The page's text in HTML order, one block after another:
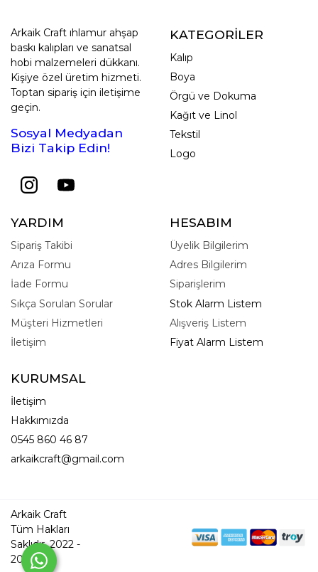
Arkaik Craft ıhlamur ahşap
baskı kalıpları ve sanatsal
hobi malzemeleri dükkanı.
Kişiye özel üretim hizmeti.
Toptan sipariş için iletişime
geçin.
Sosyal Medyadan
Bizi Takip Edin!
KATEGORİLER
Kalıp
Boya
Örgü ve Dokuma
Kağıt ve Linol
Tekstil
Logo
YARDIM
Sipariş Takibi
Arıza Formu
İade Formu
Sıkça Sorulan Sorular
Müşteri Hizmetleri
İletişim
HESABIM
Üyelik Bilgilerim
Adres Bilgilerim
Siparişlerim
Stok Alarm Listem
Alışveriş Listem
Fiyat Alarm Listem
KURUMSAL
İletişim
Hakkımızda
0545 860 46 87
arkaikcraft@gmail.com
Arkaik Craft
Tüm Hakları
Saklıdır. 2022 -
2026